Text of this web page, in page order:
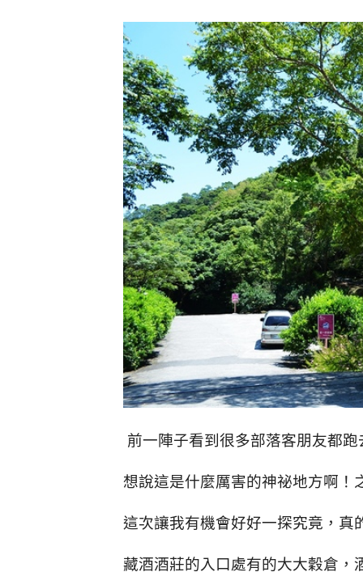
前一陣子看到很多部落客朋友都
想說這是什麼厲害的神祕地方啊！
這次讓我有機會好好一探究竟，真
藏酒酒莊的入口處有的大大穀倉，